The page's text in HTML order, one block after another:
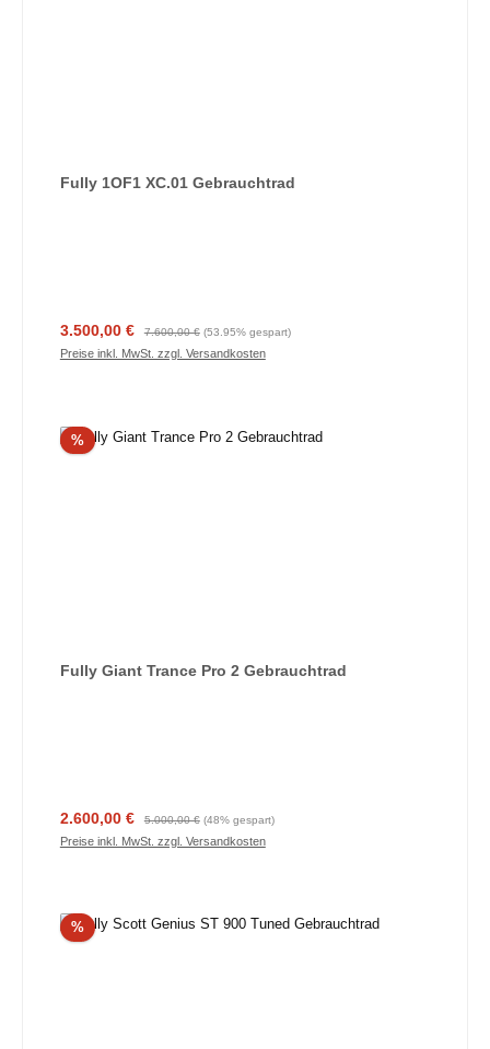
Fully 1OF1 XC.01 Gebrauchtrad
Verkaufspreis:
3.500,00 € Regulärer Preis:
7.600,00 € (53.95% gespart)
Preise inkl. MwSt. zzgl. Versandkosten
%Rabatt
Fully Giant Trance Pro 2 Gebrauchtrad
Verkaufspreis:
2.600,00 € Regulärer Preis:
5.000,00 € (48% gespart)
Preise inkl. MwSt. zzgl. Versandkosten
%Rabatt